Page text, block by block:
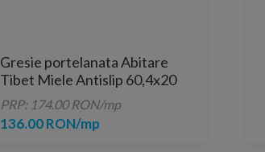
Gresie portelanata Abitare
Tibet Miele Antislip 60,4x20
cm
PRP: 174.00 RON/mp
136.00 RON/mp